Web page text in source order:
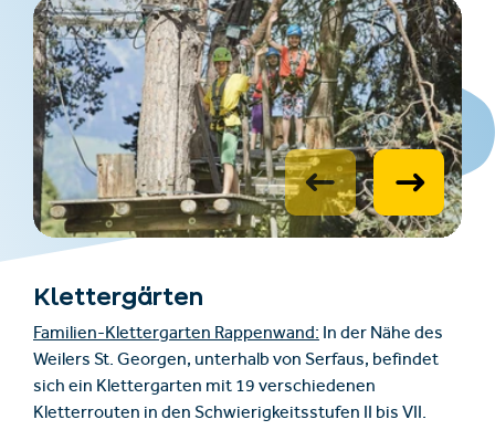
Klettergärten
Familien-Klettergarten Rappenwand: In der Nähe des
Weilers St. Georgen, unterhalb von Serfaus, befindet
sich ein Klettergarten mit 19 verschiedenen
Kletterrouten in den Schwierigkeitsstufen II bis VII.